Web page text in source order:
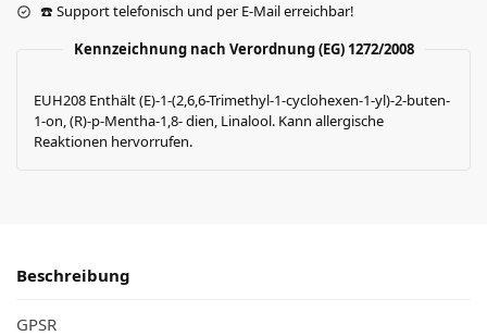
☎️ Support telefonisch und per E-Mail erreichbar!
Kennzeichnung nach Verordnung (EG) 1272/2008
EUH208 Enthält (E)-1-(2,6,6-Trimethyl-1-cyclohexen-1-yl)-2-buten-
1-on, (R)-p-Mentha-1,8- dien, Linalool. Kann allergische
Reaktionen hervorrufen.
Beschreibung
GPSR